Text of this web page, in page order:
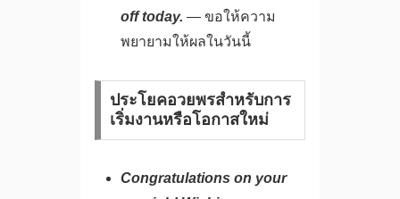
off today. — ขอให้ความ
พยายามให้ผลในวันนี้
ประโยคอวยพรสำหรับการ
เริ่มงานหรือโอกาสใหม่
Congratulations on your